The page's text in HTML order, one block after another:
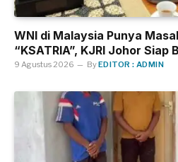
WNI di Malaysia Punya
“KSATRIA”, KJRI Johor Siap
9 Agustus 2026 ByEDITOR : ADMIN